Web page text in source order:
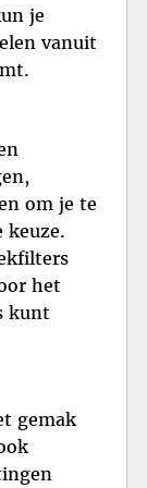
je
vanuit
om je te
keuze.
het
kunt
gemak